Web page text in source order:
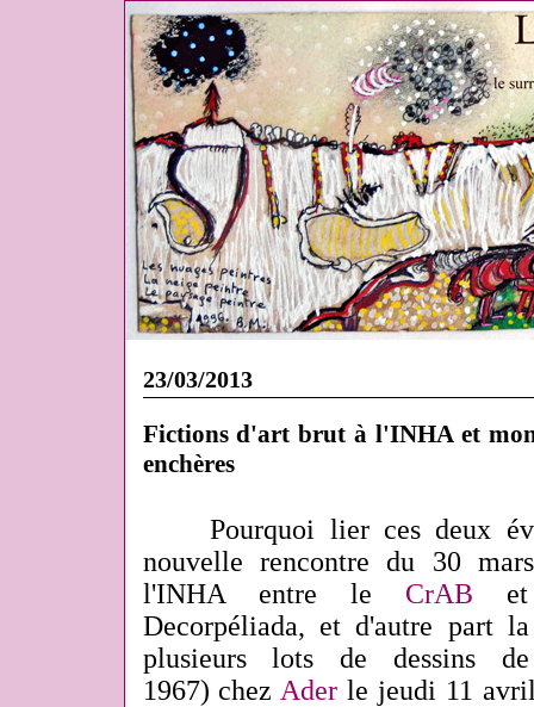
23/03/2013
Fictions d'art brut à l'INHA et
enchères
Pourquoi lier ces deux
nouvelle rencontre du 30
l'INHA entre le CrAB et
Decorpéliada, et d'autre part
plusieurs lots de dessins
1967) chez Ader le jeudi 11